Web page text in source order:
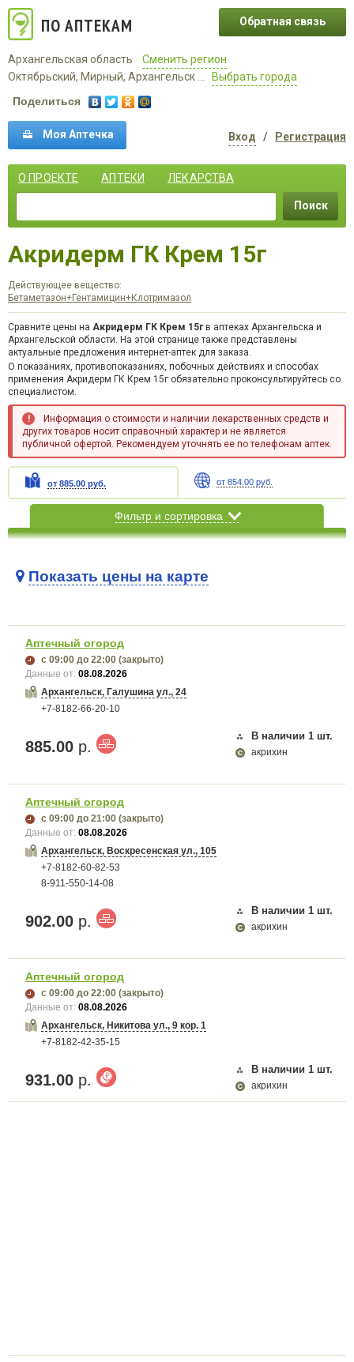
ПО АПТЕКАМ
Архангельская область
Сменить регион
Октябрьский, Мирный, Архангельск ...
Выбрать города
Обратная связь
Поделиться
Моя Аптечка Вход / Регистрация
О ПРОЕКТЕ АПТЕКИ ЛЕКАРСТВА
Поиск
Акридерм ГК Крем 15г
Действующее вещество:
Бетаметазон+Гентамицин+Клотримазол
Сравните цены на Акридерм ГК Крем 15гв аптеках Архангельска и
Архангельской области. На этой странице также представлены
актуальные предложения интернет-аптек для заказа.
О показаниях, противопоказаниях, побочных действиях и способах
применения Акридерм ГК Крем 15г обязательно проконсультируйтесь со
специалистом.
Информация о стоимости и наличии лекарственных средств и
других товаров носит справочный характер и не является
публичной офертой. Рекомендуем уточнять ее по телефонам аптек.
от 885.00 руб. от 854.00 руб.
Фильтр и сортировка
Карта загружается...
Показать цены на карте
Аптечный огород
с 09:00 до 22:00 (закрыто)
Данные от:08.08.2026
Архангельск, Галушина ул., 24
+7-8182-66-20-10
885.00 р.
В наличии 1 шт.
акрихин
Аптечный огород
с 09:00 до 21:00 (закрыто)
Данные от:08.08.2026
Архангельск, Воскресенская ул., 105
+7-8182-60-82-53
8-911-550-14-08
902.00 р.
В наличии 1 шт.
акрихин
Аптечный огород
с 09:00 до 22:00 (закрыто)
Данные от:08.08.2026
Архангельск, Никитова ул., 9 кор. 1
+7-8182-42-35-15
931.00 р.
В наличии 1 шт.
акрихин